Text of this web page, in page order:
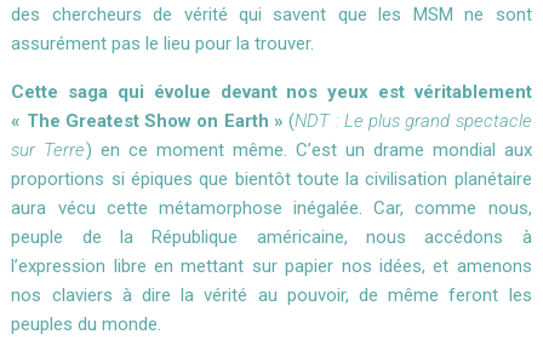
des chercheurs de vérité qui savent que les MSM ne sont
assurément pas le lieu pour la trouver.
Cette saga qui évolue devant nos yeux est véritablement
« The Greatest Show on Earth » (NDT : Le plus grand spectacle
sur Terre) en ce moment même. C’est un drame mondial aux
proportions si épiques que bientôt toute la civilisation planétaire
aura vécu cette métamorphose inégalée.Car, comme nous,
peuple de la République américaine, nous accédons à
l’expression libre en mettant sur papier nos idées, et amenons
nos claviers à dire la vérité au pouvoir, de même feront les
peuples du monde.